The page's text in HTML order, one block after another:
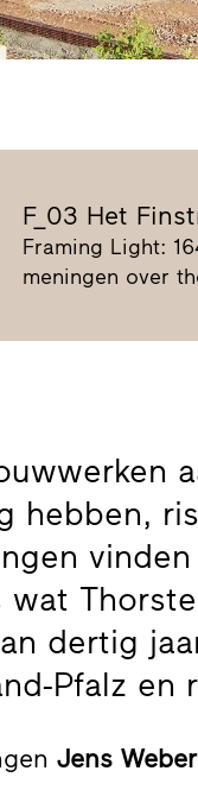
F_03 Het
Framing Light:
meningen over
hebben,
wat
dertig
Pfalz en
Jens